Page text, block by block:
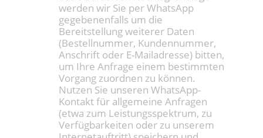
werden wir Sie per WhatsApp
gegebenenfalls um die
Bereitstellung weiterer Daten
(Bestellnummer, Kundennummer,
Anschrift oder E-Mailadresse) bitten,
um Ihre Anfrage einem bestimmten
Vorgang zuordnen zu können.
Nutzen Sie unseren WhatsApp-
Kontakt für allgemeine Anfragen
(etwa zum Leistungsspektrum, zu
Verfügbarkeiten oder zu unserem